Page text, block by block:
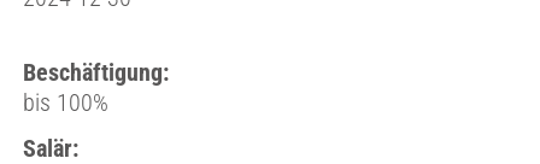
Beschäftigung:
bis 100%
Salär: